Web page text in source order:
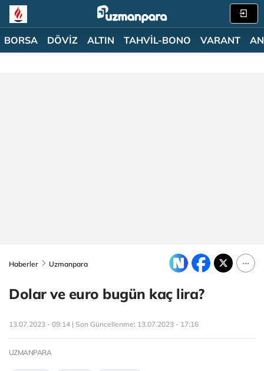
BORSA DÖVİZ ALTIN TAHVİL-BONO VARANT
Haberler Uzmanpara
Dolar ve euro bugün kaç lira?
13.07.2023 - 09:14 | Son Güncellenme: 13.07.2023 - 17:16
UZMANPARA